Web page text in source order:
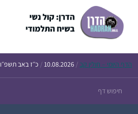
הדף היומי – חולין קב /
10.08.2026
/ כ״ז באב תשפ״ו